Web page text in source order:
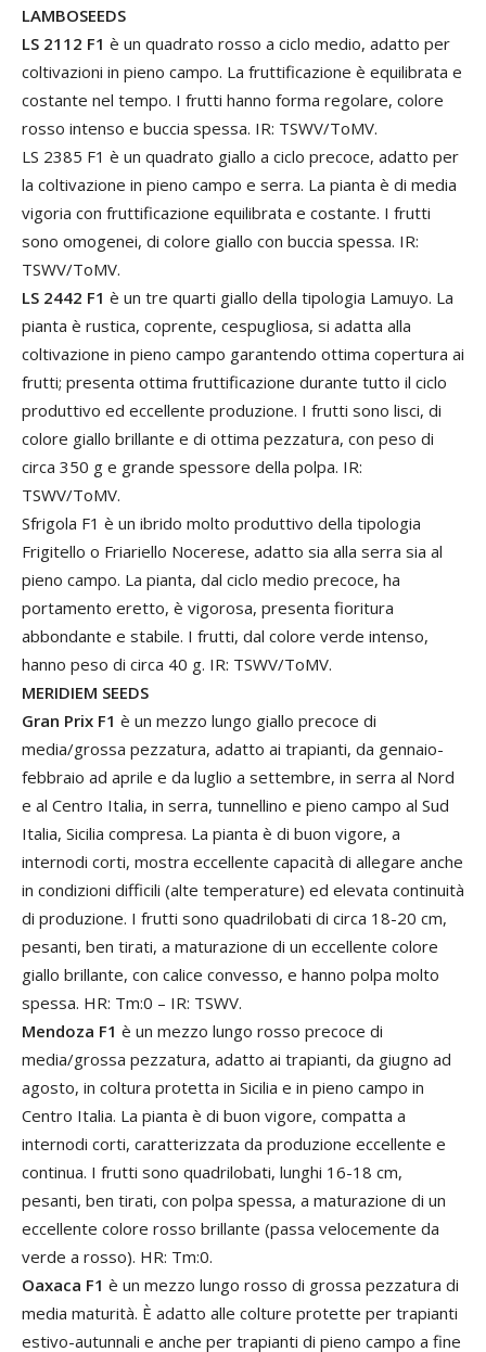
LAMBOSEEDS
LS 2112 F1 è un quadrato rosso a ciclo medio, adatto per
coltivazioni in pieno campo. La fruttificazione è equilibrata e
costante nel tempo. I frutti hanno forma regolare, colore
rosso intenso e buccia spessa. IR: TSWV/ToMV.
LS 2385 F1 è un quadrato giallo a ciclo precoce, adatto per
la coltivazione in pieno campo e serra. La pianta è di media
vigoria con fruttificazione equilibrata e costante. I frutti
sono omogenei, di colore giallo con buccia spessa. IR:
TSWV/ToMV.
LS 2442 F1 è un tre quarti giallo della tipologia Lamuyo. La
pianta è rustica, coprente, cespugliosa, si adatta alla
coltivazione in pieno campo garantendo ottima copertura ai
frutti; presenta ottima fruttificazione durante tutto il ciclo
produttivo ed eccellente produzione. I frutti sono lisci, di
colore giallo brillante e di ottima pezzatura, con peso di
circa 350 g e grande spessore della polpa. IR:
TSWV/ToMV.
Sfrigola F1 è un ibrido molto produttivo della tipologia
Frigitello o Friariello Nocerese, adatto sia alla serra sia al
pieno campo. La pianta, dal ciclo medio precoce, ha
portamento eretto, è vigorosa, presenta fioritura
abbondante e stabile. I frutti, dal colore verde intenso,
hanno peso di circa 40 g. IR: TSWV/ToMV.
MERIDIEM SEEDS
Gran Prix F1 è un mezzo lungo giallo precoce di
media/grossa pezzatura, adatto ai trapianti, da gennaio-
febbraio ad aprile e da luglio a settembre, in serra al Nord
e al Centro Italia, in serra, tunnellino e pieno campo al Sud
Italia, Sicilia compresa. La pianta è di buon vigore, a
internodi corti, mostra eccellente capacità di allegare anche
in condizioni difficili (alte temperature) ed elevata continuità
di produzione. I frutti sono quadrilobati di circa 18-20 cm,
pesanti, ben tirati, a maturazione di un eccellente colore
giallo brillante, con calice convesso, e hanno polpa molto
spessa. HR: Tm:0 – IR: TSWV.
Mendoza F1 è un mezzo lungo rosso precoce di
media/grossa pezzatura, adatto ai trapianti, da giugno ad
agosto, in coltura protetta in Sicilia e in pieno campo in
Centro Italia. La pianta è di buon vigore, compatta a
internodi corti, caratterizzata da produzione eccellente e
continua. I frutti sono quadrilobati, lunghi 16-18 cm,
pesanti, ben tirati, con polpa spessa, a maturazione di un
eccellente colore rosso brillante (passa velocemente da
verde a rosso). HR: Tm:0.
Oaxaca F1 è un mezzo lungo rosso di grossa pezzatura di
media maturità. È adatto alle colture protette per trapianti
estivo-autunnali e anche per trapianti di pieno campo a fine